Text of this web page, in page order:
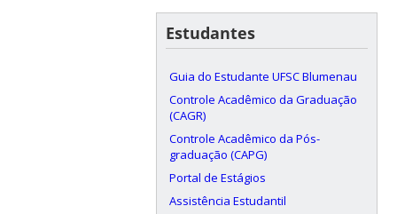
Estudantes
Guia do Estudante UFSC Blumenau
Controle Acadêmico da Graduação
(CAGR)
Controle Acadêmico da Pós-
graduação (CAPG)
Portal de Estágios
Assistência Estudantil